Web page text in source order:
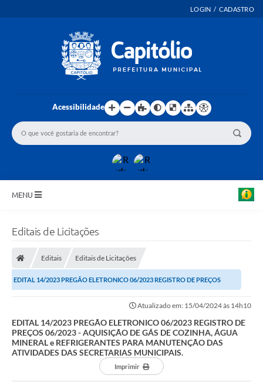
LOGIN / CADASTRO
Acessibilidade
MENU
Controle Interno
LGPD
Editais de Licitações
Editais Editais de Licitações
EDITAL 14/2023 PREGÃO ELETRONICO 06/2023 REGISTRO DE PREÇOS
Atualizado em: 15/04/2024 às 14h10
EDITAL 14/2023 PREGÃO ELETRONICO 06/2023 REGISTRO DE
PREÇOS 06/2023 - AQUISIÇÃO DE GÁS DE COZINHA, ÁGUA
MINERAL e REFRIGERANTES PARA MANUTENÇÃO DAS
ATIVIDADES DAS SECRETARIAS MUNICIPAIS.
Imprimir